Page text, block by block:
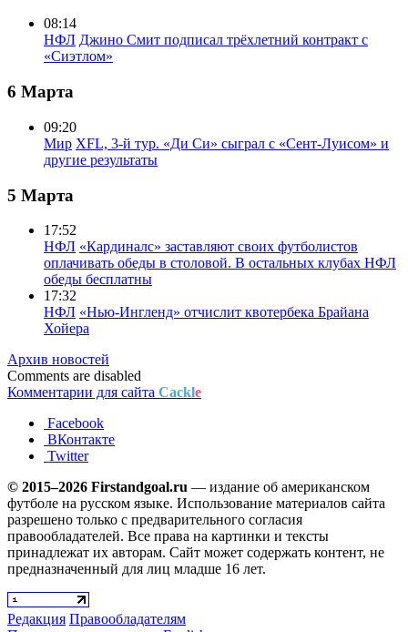
08:14
НФЛ Джино Смит подписал трёхлетний контракт с
«Сиэтлом»
6 Марта
09:20
Мир XFL, 3-й тур. «Ди Си» сыграл с «Сент-Луисом» и
другие результаты
5 Марта
17:52
НФЛ «Кардиналс» заставляют своих футболистов
оплачивать обеды в столовой. В остальных клубах НФЛ
обеды бесплатны
17:32
НФЛ «Нью-Ингленд» отчислит квотербека Брайана
Хойера
Архив новостей
Comments are disabled
Комментарии для сайта Cackle
Facebook
ВКонтакте
Twitter
© 2015–2026 Firstandgoal.ru — издание об американском
футболе на русском языке. Использование материалов cайта
разрешено только с предварительного согласия
правообладателей. Все права на картинки и тексты
принадлежат их авторам. Сайт может содержать контент, не
предназначенный для лиц младше 16 лет.
Редакция Правообладателям